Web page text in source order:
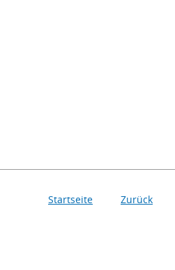
Startseite Zurück